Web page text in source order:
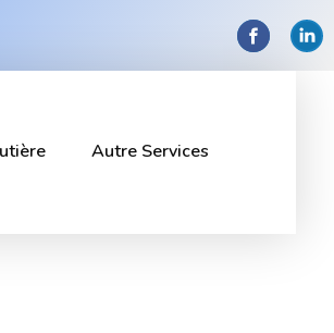
Autre Services